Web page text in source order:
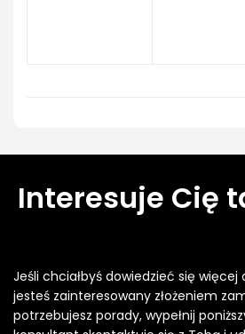
Interesuje Cię
Jeśli chciałbyś dowiedzieć się więcej
jesteś zainteresowany złożeniem
potrzebujesz porady, wypełnij